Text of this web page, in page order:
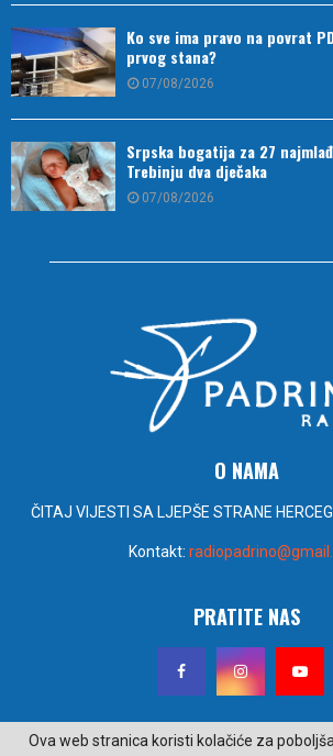
Ko sve ima pravo na povrat
prvog stana?
07/08/2026
Srpska bogatija za 27
Trebinju dva dječaka
07/08/2026
O NAMA
ČITAJ VIJESTI SA LJEPŠE STRANE
Kontakt:
PRATITE NAS
Ova web stranica koristi kolačiće za